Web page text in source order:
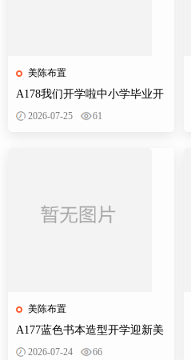
美陈布置
A178我们开学啦中小学毕业开
学季拍照打卡美陈布置素材
2026-07-25 61
美陈布置
A177蓝色书本造型开学迎新美
陈KT板欢迎新同学开学典礼合
2026-07-24 66